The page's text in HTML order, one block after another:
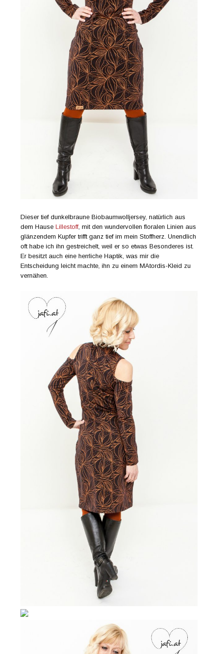
Dieser tief dunkelbraune Biobaumwolljersey, natürlich aus
dem HauseLillestoff, mit den wundervollen floralen Linien aus
glänzendem Kupfer trifft ganz tief im mein Stoffherz. Unendlich
oft habe ich ihn gestreichelt, weil er so etwas Besonderes ist.
Er besitzt auch eine herrliche Haptik, was mir die
Entscheidung leicht machte, ihn zu einem MAtordis-Kleid zu
vernähen.